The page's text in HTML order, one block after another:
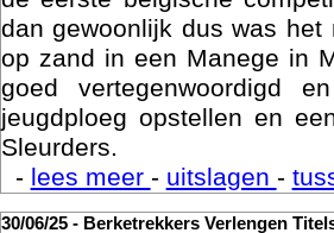
dan gewoonlijk dus was
op zand in een Manege in
goed vertegenwoordigd
jeugdploeg opstellen en
Sleurders.
- lees meer - uitslagen -
30/06/25 - Berketrekkers Verlengen